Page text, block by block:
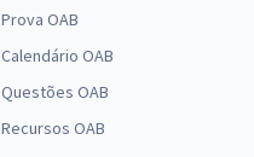
Prova OAB
Calendário OAB
Questões OAB
Recursos OAB